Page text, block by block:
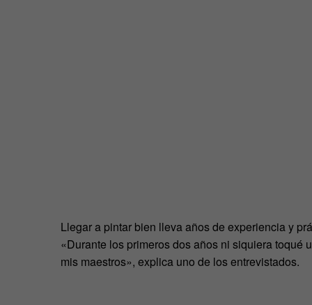
Llegar a pintar bien lleva años de experiencia y
«Durante los primeros dos años ni siquiera toqué
mis maestros», explica uno de los entrevistados.